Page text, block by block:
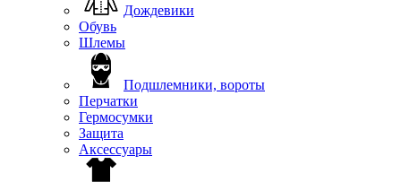
Дождевики
Обувь
Шлемы
Подшлемники, вороты
Перчатки
Гермосумки
Защита
Аксессуары